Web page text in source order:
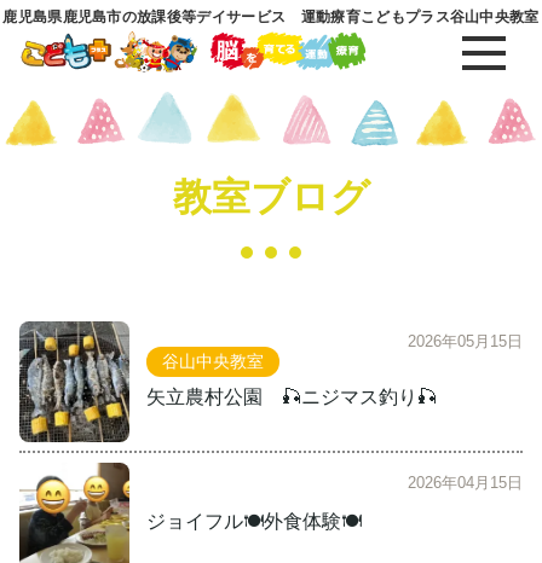
鹿児島県鹿児島市の放課後等デイサービス 運動療育こどもプラス谷山中央教室
教室ブログ
谷山中央教室
矢立農村公園 🎣ニジマス釣り🎣
2026年05月15日
ジョイフル🍽️外食体験🍽️
2026年04月15日